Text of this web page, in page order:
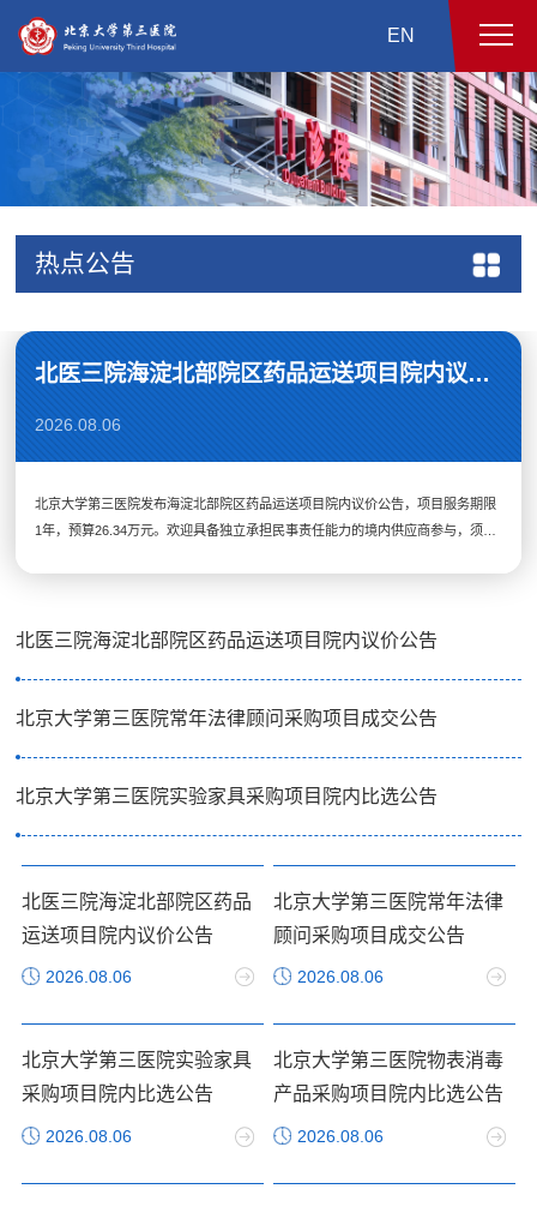
EN
热点公告
北医三院海淀北部院区药品运送项目院内议价公告
2026.08.06
北京大学第三医院发布海淀北部院区药品运送项目院内议价公告，项目服务期限
1年，预算26.34万元。欢迎具备独立承担民事责任能力的境内供应商参与，须提
受联合体、分包或转包。
北医三院海淀北部院区药品运送项目院内议价公告
北京大学第三医院常年法律顾问采购项目成交公告
北京大学第三医院实验家具采购项目院内比选公告
北医三院海淀北部院区药品
运送项目院内议价公告
2026.08.06
北京大学第三医院常年法律
顾问采购项目成交公告
2026.08.06
北京大学第三医院实验家具
采购项目院内比选公告
2026.08.06
北京大学第三医院物表消毒
产品采购项目院内比选公告
2026.08.06